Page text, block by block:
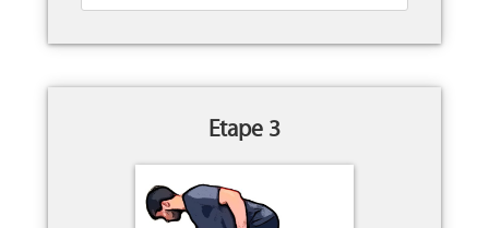
Etape 3